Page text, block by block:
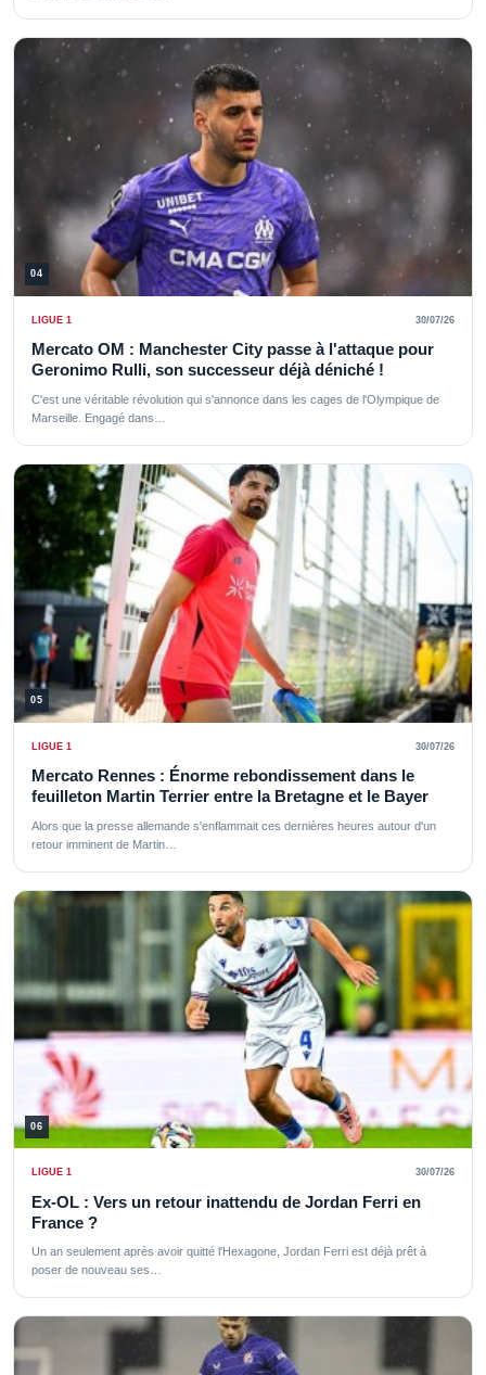
04
LIGUE 1 30/07/26
Mercato OM : Manchester City passe à l'attaque pour
Geronimo Rulli, son successeur déjà déniché !
C'est une véritable révolution qui s'annonce dans les cages de l'Olympique de
Marseille. Engagé dans…
05
LIGUE 1 30/07/26
Mercato Rennes : Énorme rebondissement dans le
feuilleton Martin Terrier entre la Bretagne et le Bayer
Alors que la presse allemande s'enflammait ces dernières heures autour d'un
retour imminent de Martin…
06
LIGUE 1 30/07/26
Ex-OL : Vers un retour inattendu de Jordan Ferri en
France ?
Un an seulement après avoir quitté l'Hexagone, Jordan Ferri est déjà prêt à
poser de nouveau ses…